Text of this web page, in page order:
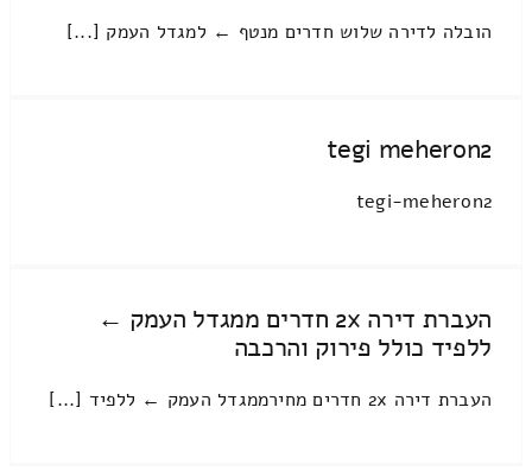
הובלה לדירה שלוש חדרים מנטף ← למגדל העמק [...]
tegi meheron2
tegi-meheron2
העברת דירה 2x חדרים ממגדל העמק ←
ללפיד כולל פירוק והרכבה
העברת דירה 2x חדרים מחירממגדל העמק ← ללפיד [...]